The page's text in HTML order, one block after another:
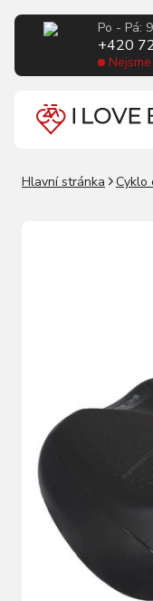
Po - Pá:
+420
Hlavní stránka Cyklo